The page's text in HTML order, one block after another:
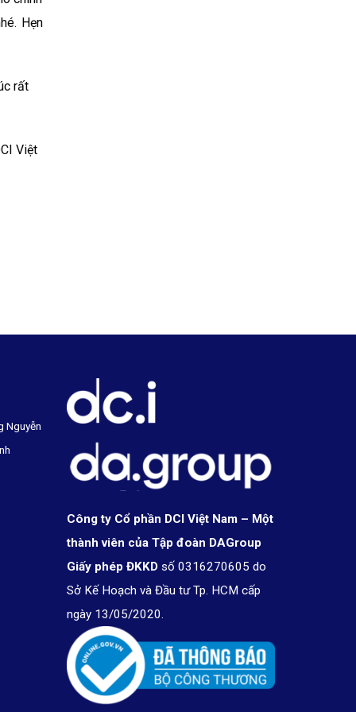
Hẹn
rất
Việt
Nguyễn
Công ty Cổ phần DCI Việt Nam – Một
thành viên của Tập đoàn DAGroup
Giấy phép ĐKKDsố 0316270605 do
Sở Kế Hoạch và Đầu tư Tp. HCM cấp
ngày 13/05/2020.